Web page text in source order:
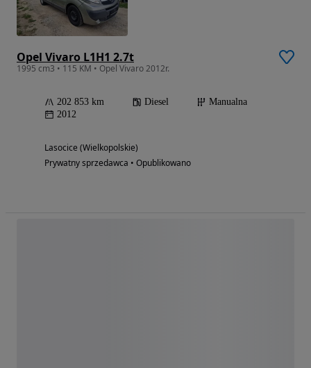
Opel Vivaro L1H1 2.7t
1995 cm3 • 115 KM • Opel Vivaro 2012r.
202 853 km Diesel
Manualna
2012
Lasocice (Wielkopolskie)
Prywatny sprzedawca • Opublikowano